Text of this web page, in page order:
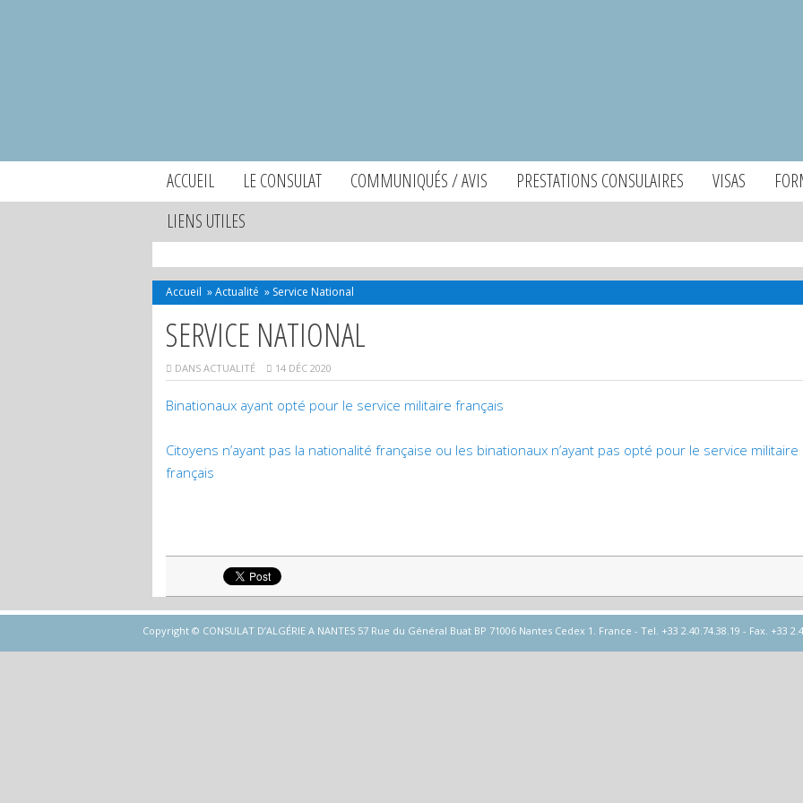
ACCUEIL LE CONSULAT COMMUNIQUÉS / AVIS PRESTATIONS CONSULAIRES VISAS
LIENS UTILES
Accueil »Actualité » Service National
SERVICE NATIONAL
DANS ACTUALITÉ 14 DÉC 2020
Binationaux ayant opté pour le service militaire français
Citoyens n’ayant pas la nationalité française ou les binationaux n’ayant pas opté pour le service militaire
français
Copyright © CONSULAT D’ALGÉRIE A NANTES 57 Rue du Général Buat BP 71006 Nantes Cedex 1. France - Tel. +33 2.40.74.38.19 - Fax.